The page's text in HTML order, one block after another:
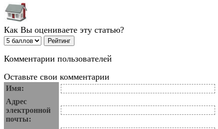
Как Вы оцениваете эту статью?
Комментарии пользователей
Оставьте свои комментарии
Имя:
Адрес
электронной
почты: